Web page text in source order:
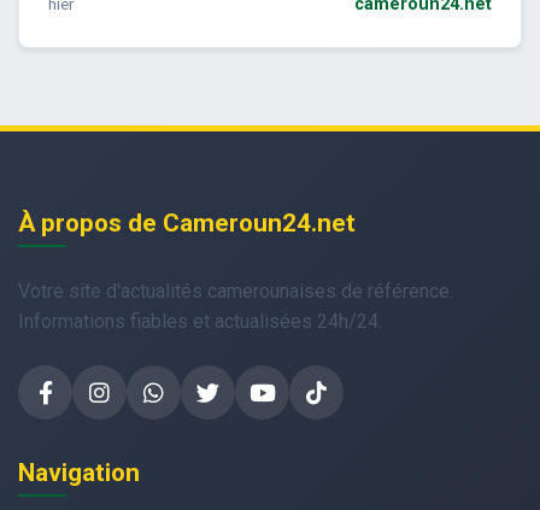
cameroun24.net
À propos de Cameroun24.net
Votre site d'actualités camerounaises de référence.
Informations fiables et actualisées 24h/24.
Navigation